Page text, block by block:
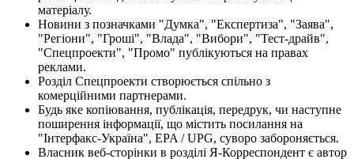
матеріалу.
Новини з позначками "Думка", "Експертиза", "Заява",
"Регіони", "Гроші", "Влада", "Вибори", "Тест-драйв",
"Спецпроекти", "Промо" публікуються на правах
реклами.
Розділ Спецпроекти створюється спільно з
комерційними партнерами.
Будь яке копіювання, публікація, передрук, чи наступне
поширення інформації, що містить посилання на
"Інтерфакс-Україна", EPA / UPG, суворо забороняється.
Власник веб-сторінки в розділі Я-Корреспондент є автор